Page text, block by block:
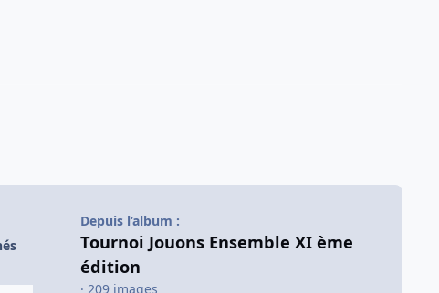
Depuis l’album :
Tournoi Jouons Ensemble XI ème
édition
· 209 images